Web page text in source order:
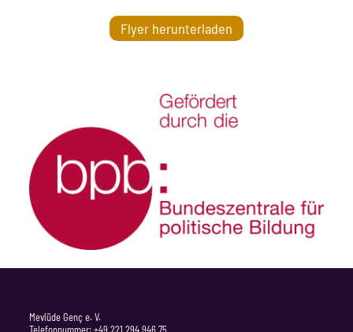
Flyer herunterladen
Mevlüde Genç e. V.